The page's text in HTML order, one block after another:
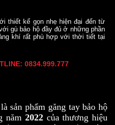
thiết kế gọn nhẹ hiện đại đến từ
gù bảo hộ đầy đủ ở những phần
khí rất phù hợp với thời tiết tại
0834.999.777
sản phẩm găng tay bảo hộ
năm 2022của thương hiệu